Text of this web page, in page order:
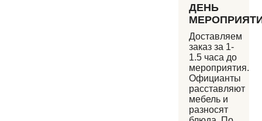
ДЕНЬ
Доставляем
заказ за 1-
1.5 часа до
мероприятия.
Официанты
расставляют
мебель и
разносят